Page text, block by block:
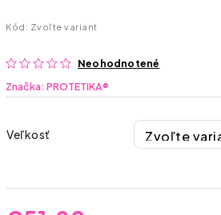
Kód: Zvoľte variant
Neohodnotené
Značka:PROTETIKA®
Veľkosť